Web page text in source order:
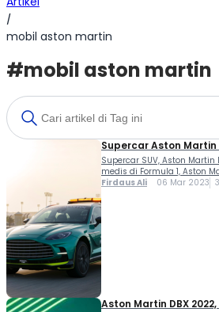
/
mobil aston martin
#mobil aston martin
Supercar Aston Martin
Supercar SUV, Aston
medis di Formula 1, Aston
Firdaus Ali 06 Mar 2023
Aston Martin DBX